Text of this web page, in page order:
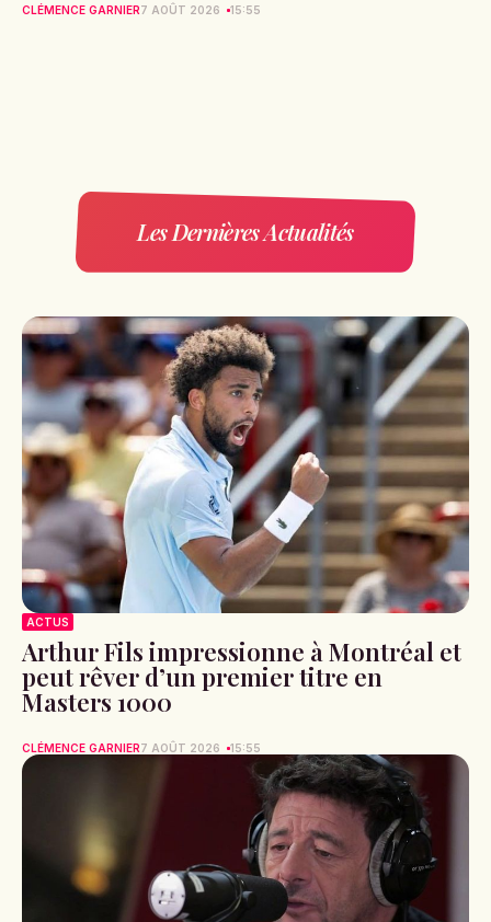
CLÉMENCE GARNIER7 AOÛT 2026 15:55
Les Dernières Actualités
ACTUS
Arthur Fils impressionne à Montréal et
peut rêver d’un premier titre en
Masters 1000
CLÉMENCE GARNIER7 AOÛT 2026 15:55